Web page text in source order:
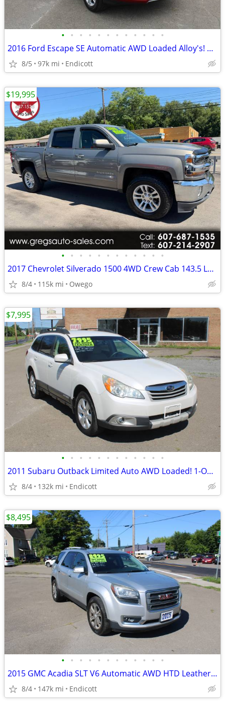
• • • • • • • • • • • •
2016 Ford Escape SE Automatic AWD Loaded Alloy's! Rear Camera! 97K!
8/5 97k mi Endicott
• • • • • • • • • • • •
2017 Chevrolet Silverado 1500 4WD Crew Cab 143.5 LT w/1LT
8/4 115k mi Owego
$19,995
• • • • • • • • • • • •
2011 Subaru Outback Limited Auto AWD Loaded! 1-Owner! Clean Carfax!
8/4 132k mi Endicott
$7,995
• • • • • • • • • • • •
2015 GMC Acadia SLT V6 Automatic AWD HTD Leather! Loaded! 1-Owner!
8/4 147k mi Endicott
$8,495